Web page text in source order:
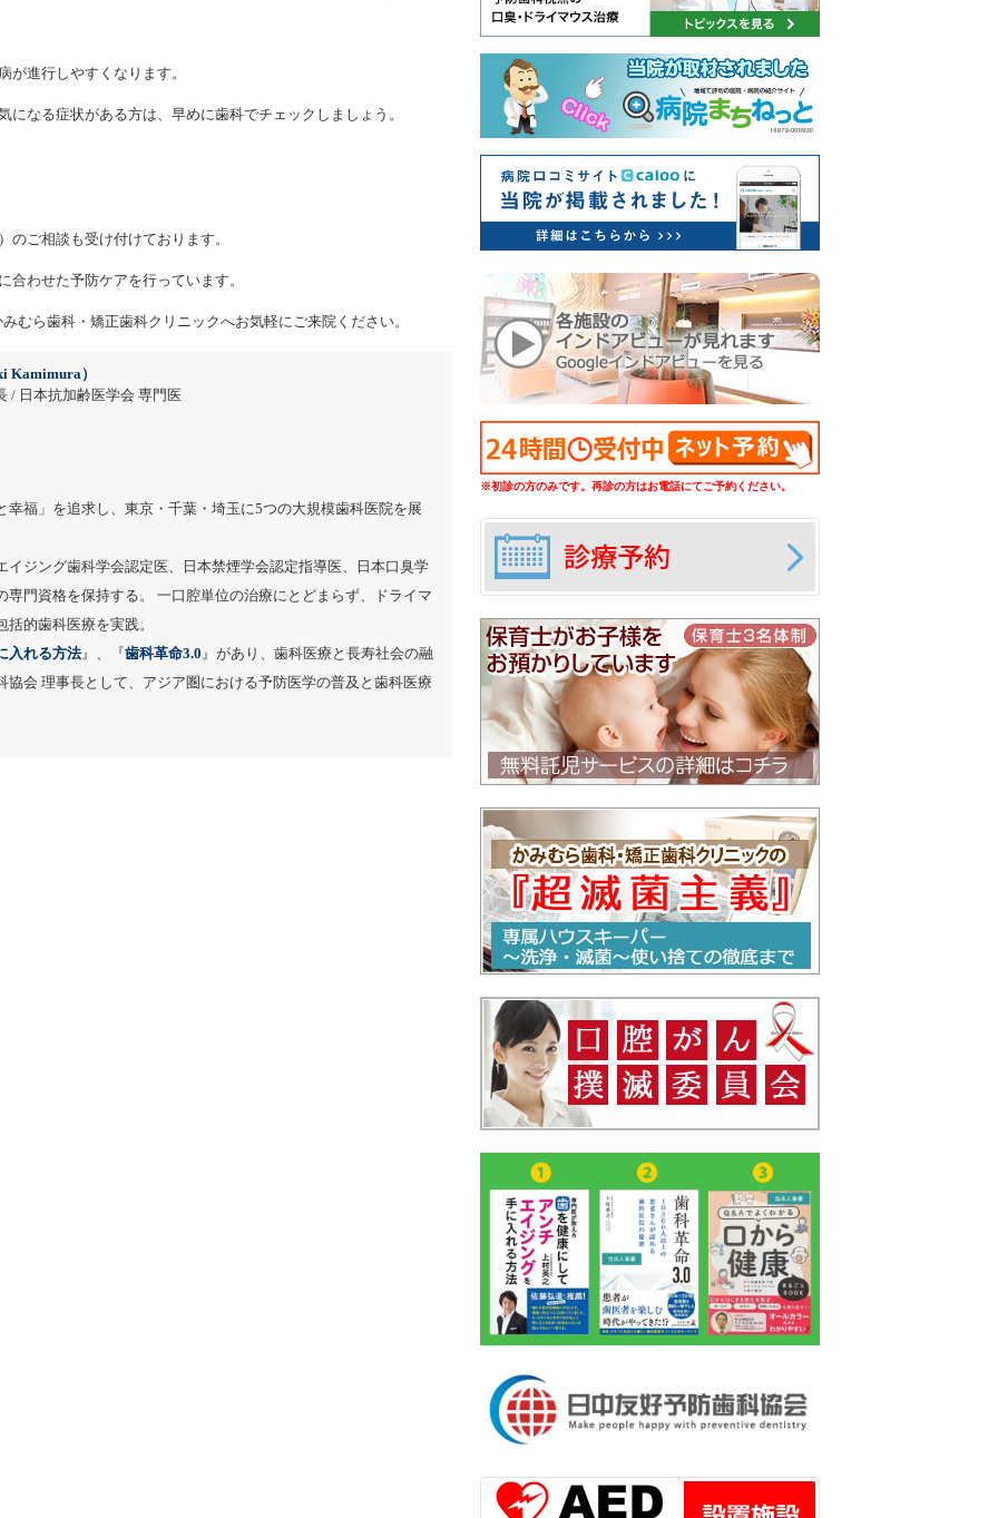
が進行しやすくなります。
になる症状がある方は、早めに歯科でチェックしましょう。
のご相談も受け付けております。
わせた予防ケアを行っています。
むら歯科・矯正歯科クリニックへお気軽にご来院ください。
Kamimura）
/ 日本抗加齢医学会 専門医
福」を追求し、東京・千葉・埼玉に5つの大規模歯科医院を展
イジング歯科学会認定医、日本禁煙学会認定指導医、日本口臭学
門資格を保持する。 一口腔単位の治療にとどまらず、ドライマ
的歯科医療を実践。
入れる方法』、『歯科革命3.0 』があり、歯科医療と長寿社会の融
会 理事長として、アジア圏における予防医学の普及と歯科医療
※初診の方のみです。再診の方はお電話にてご予約ください。